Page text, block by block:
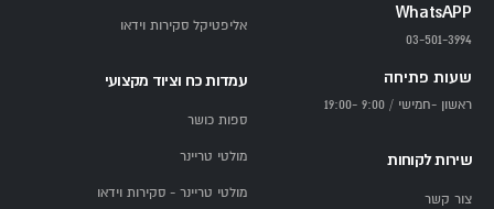
WhatsAPP
03-501-3994
שעות פתיחה
ראשון -חמישי / 9:00 -19:00
שירות לקוחות
צור קשר
אליפטיקל סקירות וידאו
עמדות כח וציוד מקצועי
ספות כושר
מולטי טריינר
מולטי טריינר - סקירות וידאו